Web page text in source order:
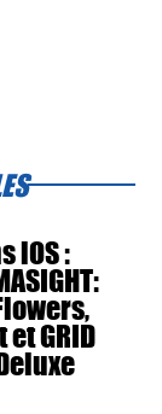
iOS :
GRID